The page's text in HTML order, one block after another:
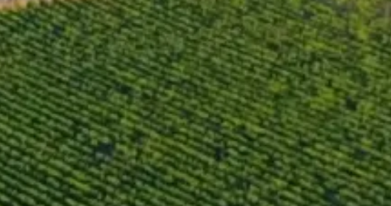
Privat ist der Spitzenwein des Weinguts
dank seiner aussergewöhnlichen
sich 2011 als ein ausgezeichnetes Jahr
Reifung und hohe Konzentration der Sorte
50 Jahre alten Rebstöcken mit geringem
von Mavrud 2011 und deren
die Vision, Philosophie und
Alkohol, Vol.%